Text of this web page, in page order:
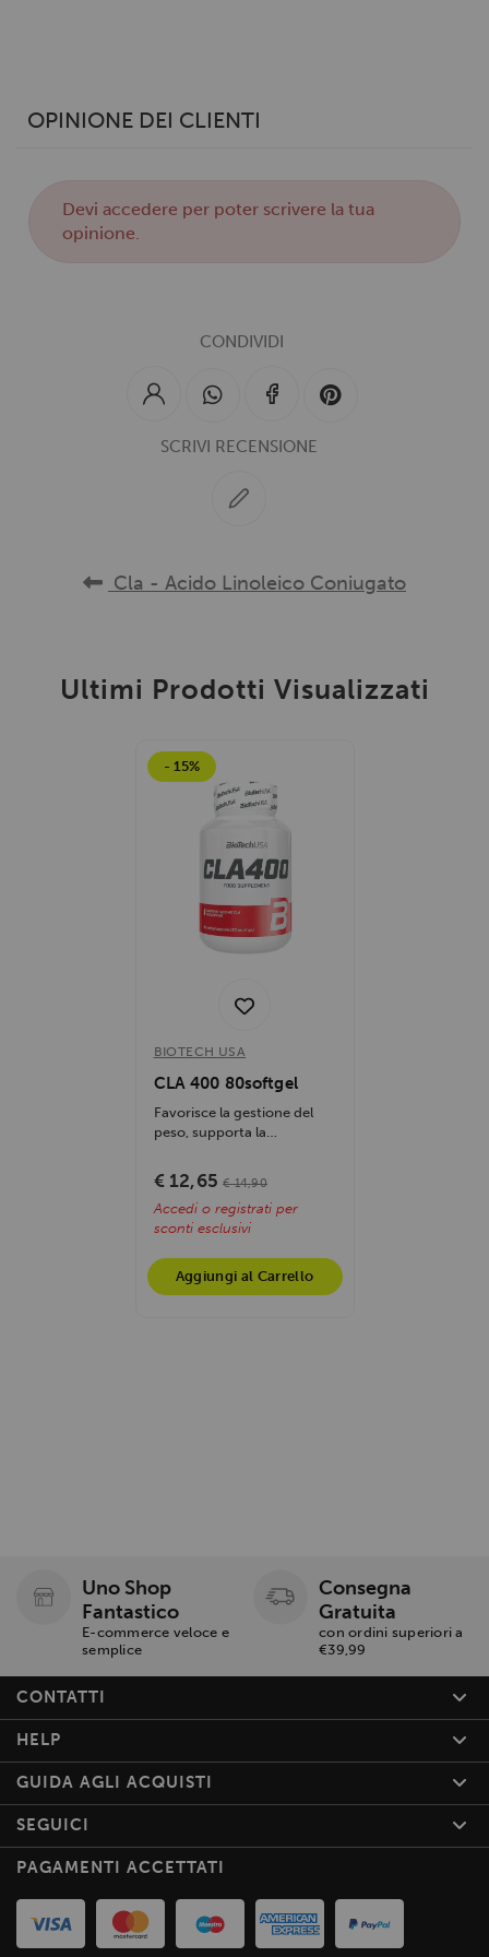
OPINIONE DEI CLIENTI
Deviaccedere per poter scrivere la tua
opinione.
CONDIVIDI
SCRIVI RECENSIONE
Cla - Acido Linoleico Coniugato
Ultimi Prodotti Visualizzati
- 15%
BIOTECH USA
CLA 400 80softgel
Favorisce la gestione del
peso, supporta la
riduce i depositi di...
€ 12,65 € 14,90
Accedi o registrati per
sconti esclusivi
Aggiungi al Carrello
Uno Shop
Fantastico
E-commerce veloce e
semplice
Consegna
Gratuita
con ordini superiori a
€39,99
CONTATTI
HELP
GUIDA AGLI ACQUISTI
SEGUICI
PAGAMENTI ACCETTATI